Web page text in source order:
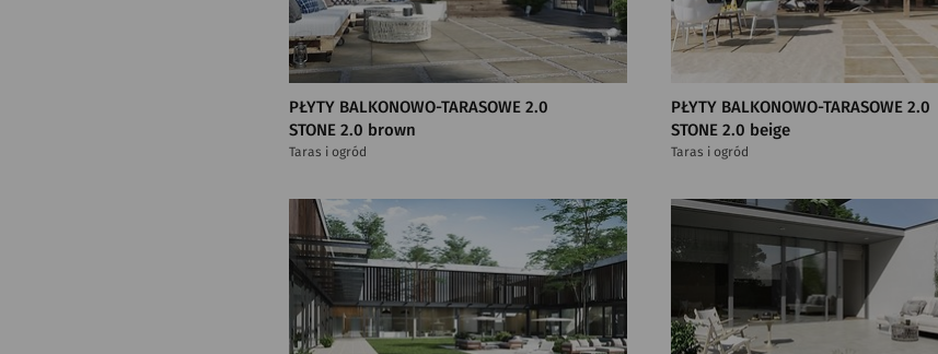
PŁYTY BALKONOWO-TARASOWE 2.0
STONE 2.0 brown
Taras i ogród
PŁYTY BALKONOWO-TARASOWE 2.0
STONE 2.0 beige
Taras i ogród